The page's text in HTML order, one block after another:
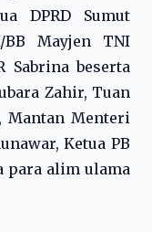
DPRD Sumut
Mayjen TNI
Sabrina beserta
Zahir, Tuan
Mantan Menteri
Ketua PB
para alim ulama